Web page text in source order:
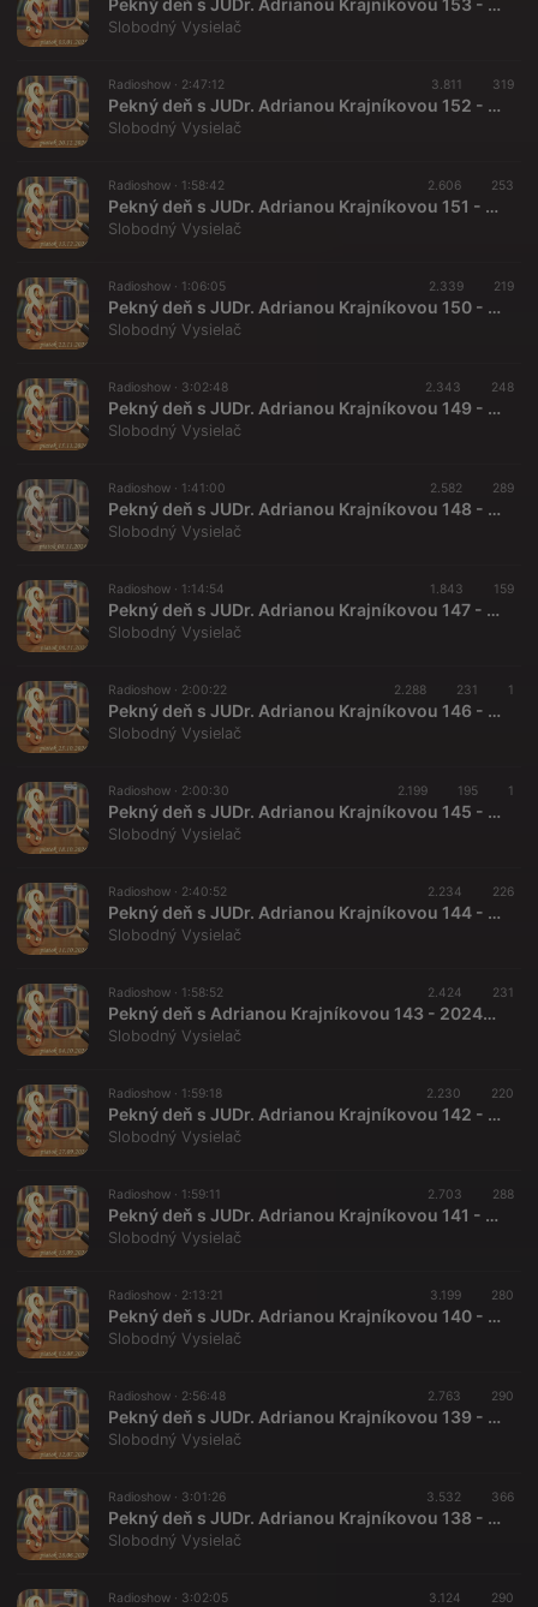
Pekný deň s JUDr. Adrianou Krajníkovou 153 - 2025-01-03
Slobodný Vysielač
Radioshow · 2:47:12 3.811 319
Pekný deň s JUDr. Adrianou Krajníkovou 152 - 2024-12-20 Danny Kollár a Ján Dudáš
Slobodný Vysielač
Radioshow · 1:58:42 2.606 253
Pekný deň s JUDr. Adrianou Krajníkovou 151 - 2024-12-13 Doc. Ing. Ján Dudáš, DrSc.
Slobodný Vysielač
Radioshow · 1:06:05 2.339 219
Pekný deň s JUDr. Adrianou Krajníkovou 150 - 2024-11-22
Slobodný Vysielač
Radioshow · 3:02:48 2.343 248
Pekný deň s JUDr. Adrianou Krajníkovou 149 - 2024-11-15
Slobodný Vysielač
Radioshow · 1:41:00 2.582 289
Pekný deň s JUDr. Adrianou Krajníkovou 148 - 2024-11-08 Tibor Gašpar
Slobodný Vysielač
Radioshow · 1:14:54 1.843 159
Pekný deň s JUDr. Adrianou Krajníkovou 147 - 2024-11-08
Slobodný Vysielač
Radioshow · 2:00:22 2.288 231 1
Pekný deň s JUDr. Adrianou Krajníkovou 146 - 2024-10-25
Slobodný Vysielač
Radioshow · 2:00:30 2.199 195 1
Pekný deň s JUDr. Adrianou Krajníkovou 145 - 2024-10-18
Slobodný Vysielač
Radioshow · 2:40:52 2.234 226
Pekný deň s JUDr. Adrianou Krajníkovou 144 - 2024-10-11 „Manipulácie trestných konaní a konaní na súdoch“
Slobodný Vysielač
Radioshow · 1:58:52 2.424 231
Pekný deň s Adrianou Krajníkovou 143 - 2024-10-04
Slobodný Vysielač
Radioshow · 1:59:18 2.230 220
Pekný deň s JUDr. Adrianou Krajníkovou 142 - 2024-09-27
Slobodný Vysielač
Radioshow · 1:59:11 2.703 288
Pekný deň s JUDr. Adrianou Krajníkovou 141 - 2024-09-13
Slobodný Vysielač
Radioshow · 2:13:21 3.199 280
Pekný deň s JUDr. Adrianou Krajníkovou 140 - 2024-08-02
Slobodný Vysielač
Radioshow · 2:56:48 2.763 290
Pekný deň s JUDr. Adrianou Krajníkovou 139 - 2024-07-12
Slobodný Vysielač
Radioshow · 3:01:26 3.532 366
Pekný deň s JUDr. Adrianou Krajníkovou 138 - 2024-06-28
Slobodný Vysielač
Radioshow · 3:02:05 3.124 290